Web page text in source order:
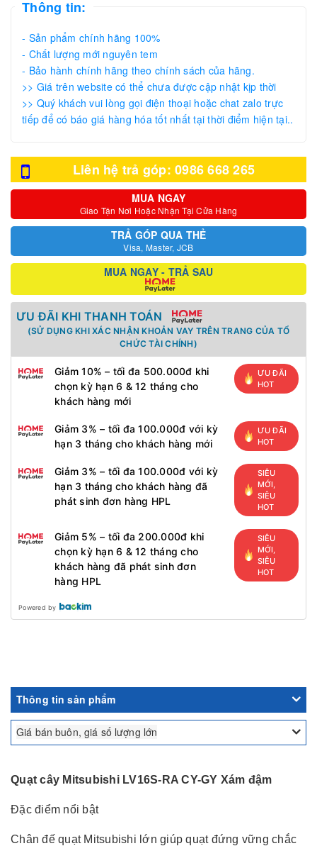
Thông tin:
- Sản phẩm chính hãng 100%
- Chất lượng mới nguyên tem
- Bảo hành chính hãng theo chính sách của hãng.
>> Giá trên website có thể chưa được cập nhật kịp thời
>> Quý khách vui lòng gọi điện thoại hoặc chat zalo trực
tiếp để có báo giá hàng hóa tốt nhất tại thời điểm hiện tại..
Liên hệ trả góp: 0986 668 265
MUA NGAY
Giao Tận Nơi Hoặc Nhận Tại Cửa Hàng
TRẢ GÓP QUA THẺ
Visa, Master, JCB
MUA NGAY - TRẢ SAU
ƯU ĐÃI KHI THANH TOÁN
(SỬ DỤNG KHI XÁC NHẬN KHOẢN VAY TRÊN TRANG CỦA TỔ
CHỨC TÀI CHÍNH)
Giảm 10% – tối đa 500.000đ khi
chọn kỳ hạn 6 & 12 tháng cho
khách hàng mới
ƯU ĐÃI
HOT
Giảm 3% – tối đa 100.000đ với kỳ
hạn 3 tháng cho khách hàng mới
ƯU ĐÃI
HOT
Giảm 3% – tối đa 100.000đ với kỳ
hạn 3 tháng cho khách hàng đã
phát sinh đơn hàng HPL
SIÊU
MỚI,
SIÊU
HOT
Giảm 5% – tối đa 200.000đ khi
chọn kỳ hạn 6 & 12 tháng cho
khách hàng đã phát sinh đơn
hàng HPL
SIÊU
MỚI,
SIÊU
HOT
Powered by
Thông tin sản phẩm
Giá bán buôn, giá số lượng lớn
Quạt cây Mitsubishi LV16S-RA CY-GY Xám đậm
Đặc điểm nổi bật
Chân đế quạt Mitsubishi lớn giúp quạt đứng vững chắc